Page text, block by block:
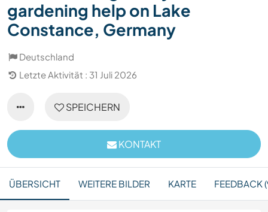
gardening help on Lake
Constance, Germany
Deutschland
Letzte Aktivität : 31 Juli 2026
SPEICHERN
KONTAKT
ÜBERSICHT WEITERE BILDER KARTE FEEDBACK